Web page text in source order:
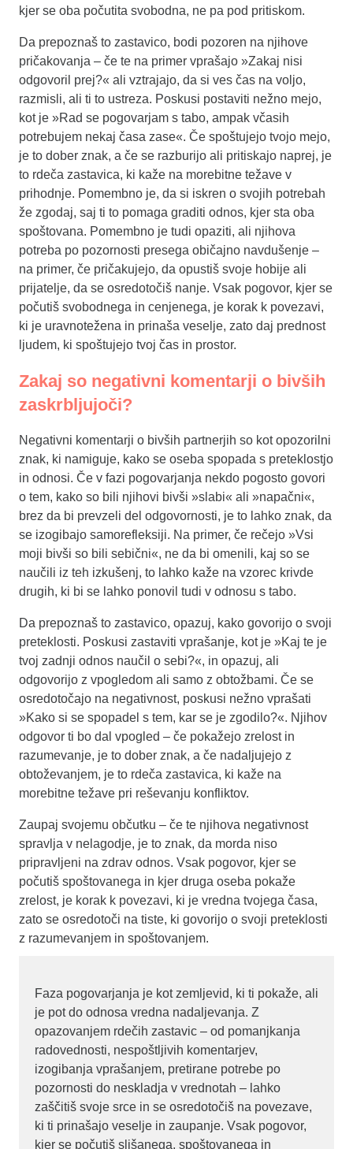
kjer se oba počutita svobodna, ne pa pod pritiskom.
Da prepoznaš to zastavico, bodi pozoren na njihove
pričakovanja – če te na primer vprašajo »Zakaj nisi
odgovoril prej?« ali vztrajajo, da si ves čas na voljo,
razmisli, ali ti to ustreza. Poskusi postaviti nežno mejo,
kot je »Rad se pogovarjam s tabo, ampak včasih
potrebujem nekaj časa zase«. Če spoštujejo tvojo mejo,
je to dober znak, a če se razburijo ali pritiskajo naprej, je
to rdeča zastavica, ki kaže na morebitne težave v
prihodnje. Pomembno je, da si iskren o svojih potrebah
že zgodaj, saj ti to pomaga graditi odnos, kjer sta oba
spoštovana. Pomembno je tudi opaziti, ali njihova
potreba po pozornosti presega običajno navdušenje –
na primer, če pričakujejo, da opustiš svoje hobije ali
prijatelje, da se osredotočiš nanje. Vsak pogovor, kjer se
počutiš svobodnega in cenjenega, je korak k povezavi,
ki je uravnotežena in prinaša veselje, zato daj prednost
ljudem, ki spoštujejo tvoj čas in prostor.
Zakaj so negativni komentarji o bivših
zaskrbljujoči?
Negativni komentarji o bivših partnerjih so kot opozorilni
znak, ki namiguje, kako se oseba spopada s preteklostjo
in odnosi. Če v fazi pogovarjanja nekdo pogosto govori
o tem, kako so bili njihovi bivši »slabi« ali »napačni«,
brez da bi prevzeli del odgovornosti, je to lahko znak, da
se izogibajo samorefleksiji. Na primer, če rečejo »Vsi
moji bivši so bili sebični«, ne da bi omenili, kaj so se
naučili iz teh izkušenj, to lahko kaže na vzorec krivde
drugih, ki bi se lahko ponovil tudi v odnosu s tabo.
Da prepoznaš to zastavico, opazuj, kako govorijo o svoji
preteklosti. Poskusi zastaviti vprašanje, kot je »Kaj te je
tvoj zadnji odnos naučil o sebi?«, in opazuj, ali
odgovorijo z vpogledom ali samo z obtožbami. Če se
osredotočajo na negativnost, poskusi nežno vprašati
»Kako si se spopadel s tem, kar se je zgodilo?«. Njihov
odgovor ti bo dal vpogled – če pokažejo zrelost in
razumevanje, je to dober znak, a če nadaljujejo z
obtoževanjem, je to rdeča zastavica, ki kaže na
morebitne težave pri reševanju konfliktov.
Zaupaj svojemu občutku – če te njihova negativnost
spravlja v nelagodje, je to znak, da morda niso
pripravljeni na zdrav odnos. Vsak pogovor, kjer se
počutiš spoštovanega in kjer druga oseba pokaže
zrelost, je korak k povezavi, ki je vredna tvojega časa,
zato se osredotoči na tiste, ki govorijo o svoji preteklosti
z razumevanjem in spoštovanjem.
Faza pogovarjanja je kot zemljevid, ki ti pokaže, ali
je pot do odnosa vredna nadaljevanja. Z
opazovanjem rdečih zastavic – od pomanjkanja
radovednosti, nespoštljivih komentarjev,
izogibanja vprašanjem, pretirane potrebe po
pozornosti do neskladja v vrednotah – lahko
zaščitiš svoje srce in se osredotočiš na povezave,
ki ti prinašajo veselje in zaupanje. Vsak pogovor,
kjer se počutiš slišanega, spoštovanega in